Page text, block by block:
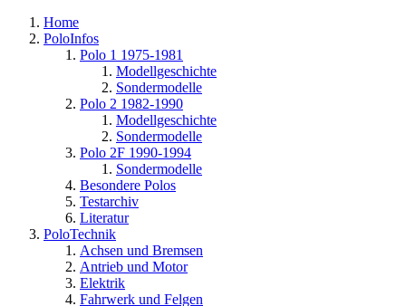
Home
PoloInfos
Polo 1 1975-1981
Modellgeschichte
Sondermodelle
Polo 2 1982-1990
Modellgeschichte
Sondermodelle
Polo 2F 1990-1994
Sondermodelle
Besondere Polos
Testarchiv
Literatur
PoloTechnik
Achsen und Bremsen
Antrieb und Motor
Elektrik
Fahrwerk und Felgen